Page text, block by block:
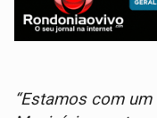
“Estamos com